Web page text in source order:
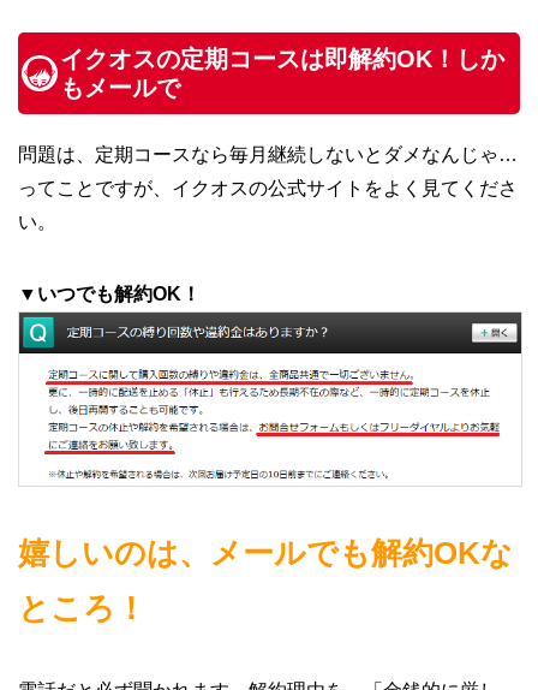
イクオスの定期コースは即解約OK！しか
もメールで
問題は、定期コースなら毎月継続しないとダメなんじゃ…
ってことですが、イクオスの公式サイトをよく見てくださ
い。
▼いつでも解約OK！
嬉しいのは、メールでも解約OKな
ところ！